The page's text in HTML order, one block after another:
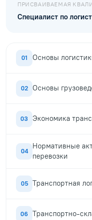
ПРИСВАИВАЕМАЯ
Специалист по
01 Основы
02 Основы
03 Экономика
04
Нормативные
перевозки
05 Транспортная
06 Транспортно-